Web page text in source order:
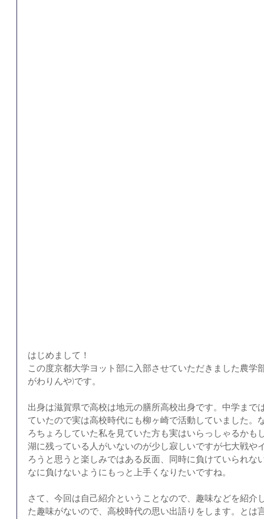
はじめまして！
この度京都大学ヨット部に入部させていただきました農学
がわりんや)です。
出身は滋賀県で高校は地元の膳所高校出身です。中学まで
ていたので実は高校時代にも柳ヶ崎で活動していました。
ろちょろしていた私を見ていた方も実はいらっしゃるかも
湖に残っている人がいないのが少し寂しいですが七大戦や
ろうと思うと楽しみではある反面、同時に負けていられな
なに負けないようにもっと上手くなりたいですね。
さて、今回は自己紹介ということなので、趣味などを紹介
た趣味がないので、高校時代の思い出語りをします。とは